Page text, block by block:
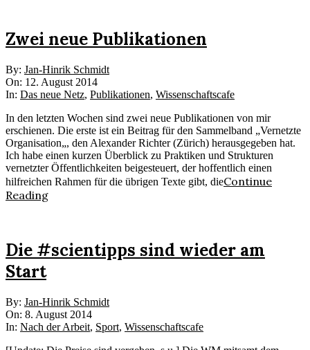
Zwei neue Publikationen
2014-
08-
12
By: Jan-Hinrik Schmidt
On: 12. August 2014
In: Das neue Netz, Publikationen, Wissenschaftscafe
In den letzten Wochen sind zwei neue Publikationen von mir
erschienen. Die erste ist ein Beitrag für den Sammelband „Vernetzte
Organisation„, den Alexander Richter (Zürich) herausgegeben hat.
Ich habe einen kurzen Überblick zu Praktiken und Strukturen
vernetzter Öffentlichkeiten beigesteuert, der hoffentlich einen
hilfreichen Rahmen für die übrigen Texte gibt, dieContinue
Reading
Die #scientipps sind wieder am
Start
2014-
08-
08
By: Jan-Hinrik Schmidt
On: 8. August 2014
In: Nach der Arbeit, Sport, Wissenschaftscafe